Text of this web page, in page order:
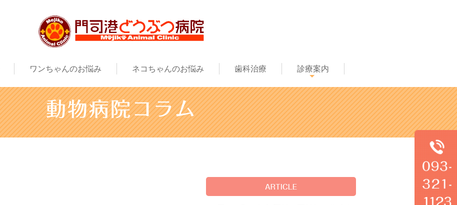
ワンちゃんのお悩み ネコちゃんのお悩み 歯科治療 診療案内
動物病院コラム
ARTICLE